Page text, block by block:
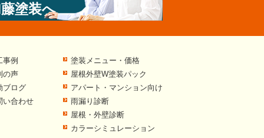
塗装へ
事例
の声
ブログ
い合わせ
塗装メニュー・価格
屋根外壁W塗装パック
アパート・マンション向け
雨漏り診断
屋根・外壁診断
カラーシミュレーション